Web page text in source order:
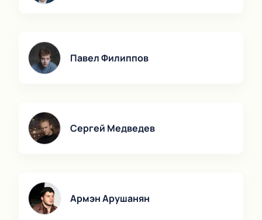
Павел Филиппов
Сергей Медведев
Армэн Арушанян